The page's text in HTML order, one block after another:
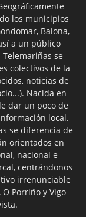
los municipios
Baiona,
a un público
se
colectivos de la
noticias de
Nacida en
dar un poco de
local.
se diferencia de
orientados en
nacional e
centrándonos
irrenunciable
Porriño y Vigo